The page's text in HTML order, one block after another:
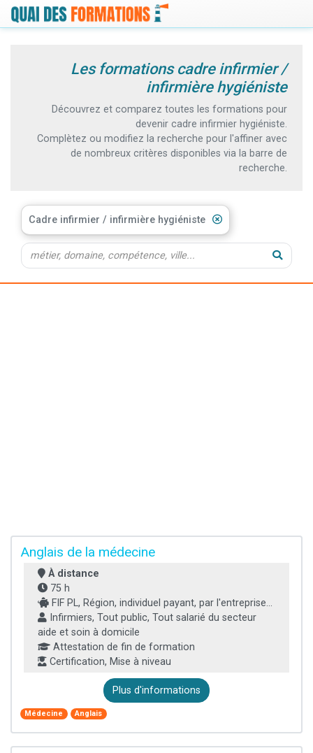
Les formations cadre infirmier /
infirmière hygiéniste
Découvrez et comparez toutes les formations pour
devenir cadre infirmier hygiéniste.
Complètez ou modifiez la recherche pour l'affiner avec
de nombreux critères disponibles via la barre de
recherche.
Cadre infirmier / infirmière hygiéniste
Anglais de la médecine
À distance
75 h
FIF PL, Région, individuel payant, par l'entreprise...
Infirmiers, Tout public, Tout salarié du secteur
aide et soin à domicile
Attestation de fin de formation
Certification, Mise à niveau
Plus d'informations
Médecine Anglais